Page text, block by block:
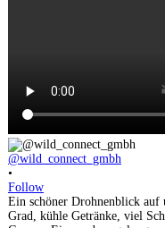
@wild_connect_gmbh
•
Follow
Ein schöner Drohnenblick
Grad, kühle Getränke, viel